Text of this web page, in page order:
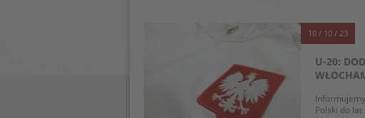
10 / 10 / 23
U-20:
Polski do